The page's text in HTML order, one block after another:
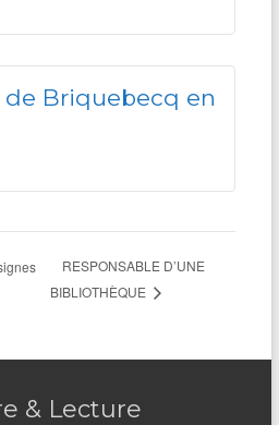
Briquebecq en
RESPONSABLE D’UNE
BIBLIOTHÈQUE
& Lecture